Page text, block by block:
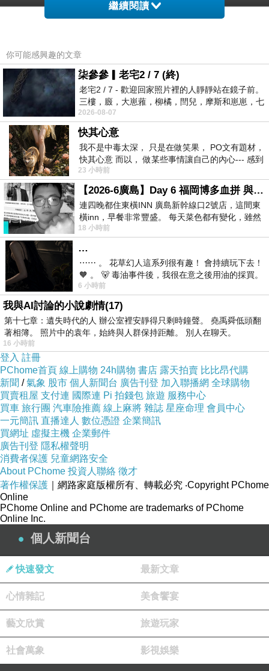
商品網址: 群加 Powersync CAT.6e 1000Mbps
耐搖擺抗彎折 高速網路線 RJ45 LAN Cable【圓
線】白色 / 10M (CLN6VAR9100A)
商品訊息功能
商品訊息描述:
? 全銅打造接頭，好拔插保護卡榫設計
? 傳輸速率可達100Mbps，傳輸頻寬最?
? 高可達250MHz
? PVC環保外被，強化線材拉力
繼續閱讀
你可能感興趣的文章
柒參參▎老宅2 / 7 (終)
老宅2 / 7 - 歡迎回家照片裡的人靜靜站在鏡子前。
三樓，廄，大崽蕥，柳橘，閆兒，摩斯和崽崽，七
個人整整齊齊地站在鏡框之外，如同
2026-08-07
快其心意
我不是中毒太深， 只是在做笑果， PO文有題材，
快其心意 而以， 做某些事情讓自己的內心--- 感到
愉快。
23 小時前
【2026-6廣島】Day 6 福岡博多血拼 與機場接送少年司機深夜對談
連四晚都住東橫INN 廣島新幹線口2號店，這間東
橫inn，早餐非常豐盛。 每天菜色都有變化，雖然
看到工作人員拿出料理包加熱，但
18 小時前
…
⋯⋯ 。 花草幻人這系列很有趣！ 會持續玩下去！
🧡 。 🐻 毒油事件後，我很在意之後用油的採買。
前天購買了我之前就很愛
6 小時前
我與AI討論的小說劇情(17)
第十七章：遺失時代的人 辦公室裡安靜得只剩時鐘聲。 堯禹舜低頭翻
著相簿。 照片中的袁年，始終與人群保持距離。 別人在聊天。
16 小時前
登入 註冊
PChome首頁 線上購物 24h購物 書店 露天拍賣 比比昂代購
新聞 /氣象 股市 個人新聞台 廣告刊登 加入聯播網 全球購物
買賣租屋 支付連 國際連 Pi 拍錢包 旅遊 服務中心
買車 旅行團 汽車險推薦 線上麻將 雜誌 星座命理 會員中心
一元簡訊 直播達人 數位憑證 企業簡訊
買網址 虛擬主機 企業郵件
廣告刊登 隱私權聲明
消費者保護 兒童網路安全
About PChome 投資人聯絡 徵才
著作權保護 ｜網路家庭版權所有、轉載必究 ‧Copyright PChome
Online
PChome Online and PChome are trademarks of PChome
Online Inc.
個人新聞台
快速發文 最新文章
心情雜記 美食饗宴
藝文欣賞 旅遊玩家
社會萬象 影視娛樂